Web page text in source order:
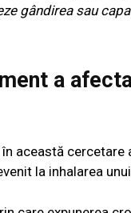
gândirea sau
a
această cercetare
la inhalarea